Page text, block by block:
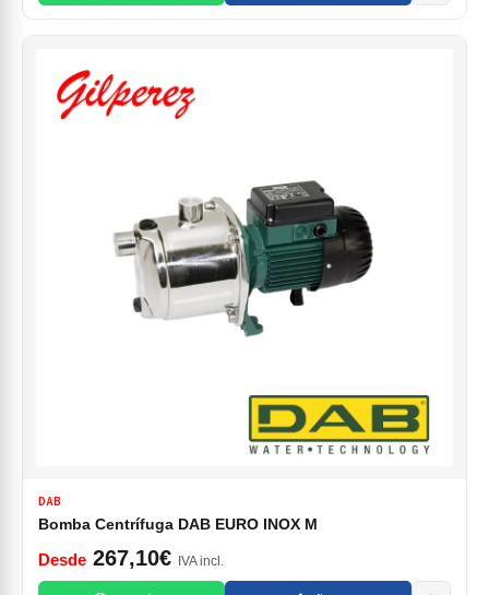
DAB
Bomba Centrífuga DAB EURO INOX M
Desde 267,10€ IVA incl.